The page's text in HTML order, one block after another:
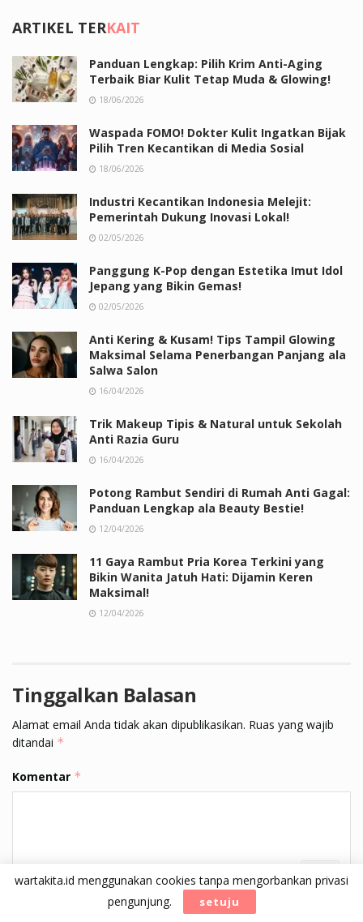
ARTIKEL TERKAIT
Panduan Lengkap: Pilih Krim Anti-Aging
Terbaik Biar Kulit Tetap Muda & Glowing!
18/06/2026
Waspada FOMO! Dokter Kulit Ingatkan Bijak
Pilih Tren Kecantikan di Media Sosial
18/06/2026
Industri Kecantikan Indonesia Melejit:
Pemerintah Dukung Inovasi Lokal!
02/05/2026
Panggung K-Pop dengan Estetika Imut Idol
Jepang yang Bikin Gemas!
02/05/2026
Anti Kering & Kusam! Tips Tampil Glowing
Maksimal Selama Penerbangan Panjang ala
Salwa Salon
16/04/2026
Trik Makeup Tipis & Natural untuk Sekolah
Anti Razia Guru
16/04/2026
Potong Rambut Sendiri di Rumah Anti Gagal:
Panduan Lengkap ala Beauty Bestie!
12/04/2026
11 Gaya Rambut Pria Korea Terkini yang
Bikin Wanita Jatuh Hati: Dijamin Keren
Maksimal!
12/04/2026
Tinggalkan Balasan
Alamat email Anda tidak akan dipublikasikan. Ruas yang wajib
ditandai *
Komentar *
wartakita.id menggunakan cookies tanpa mengorbankan privasi
pengunjung.
setuju